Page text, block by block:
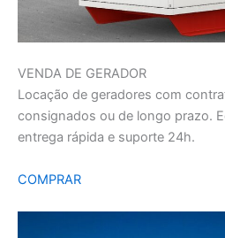
VENDA DE GERADOR
Locação de geradores com
consignados ou de longo prazo.
entrega rápida e suporte 24h.
COMPRAR